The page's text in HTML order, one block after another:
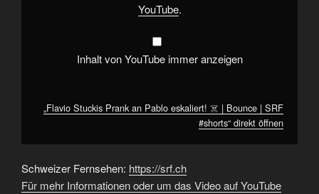
YouTube.
Inhalt von YouTube immer anzeigen
„Flavio Stuckis Prank an Pablo eskaliert! ☠️ | Bounce | SRF
#shorts“ direkt öffnen
Schweizer Fernsehen: https://srf.ch
Für mehr Informationen oder um das Video auf YouTube